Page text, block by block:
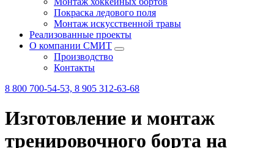
Покраска ледового поля
Монтаж искусственной травы
Реализованные проекты
О компании СМИТ
Производство
Контакты
8 800 700-54-53, 8 905 312-63-68
Изготовление и монтаж
тренировочного борта на